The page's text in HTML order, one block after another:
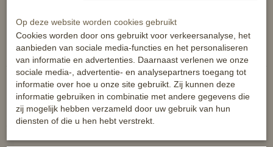
Reacties
Ook interessant
Op deze website worden cookies gebruikt
Cookies worden door ons gebruikt voor verkeersanalyse, het
aanbieden van sociale media-functies en het personaliseren
van informatie en advertenties. Daarnaast verlenen we onze
sociale media-, advertentie- en analysepartners toegang tot
informatie over hoe u onze site gebruikt. Zij kunnen deze
informatie gebruiken in combinatie met andere gegevens die
zij mogelijk hebben verzameld door uw gebruik van hun
diensten of die u hen hebt verstrekt.